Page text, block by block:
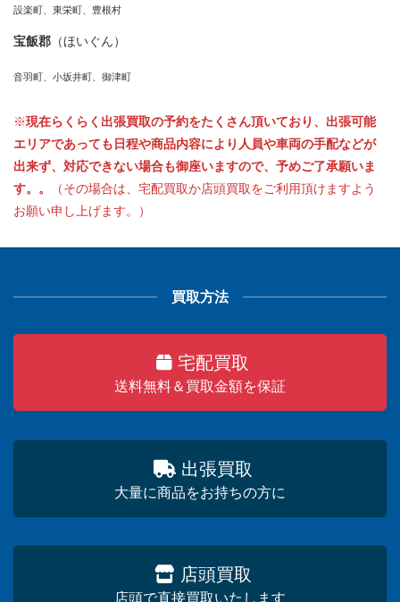
設楽町、東栄町、豊根村
宝飯郡 （ほいぐん）
音羽町、小坂井町、御津町
※現在らくらく出張買取の予約をたくさん頂いており、出張可能
エリアであっても日程や商品内容により人員や車両の手配などが
出来ず、対応できない場合も御座いますので、予めご了承願いま
す。。
（その場合は、宅配買取か店頭買取をご利用頂けますよう
お願い申し上げます。）
買取方法
宅配買取
送料無料＆買取金額を保証
出張買取
大量に商品をお持ちの方に
店頭買取
店頭で直接買取いたします